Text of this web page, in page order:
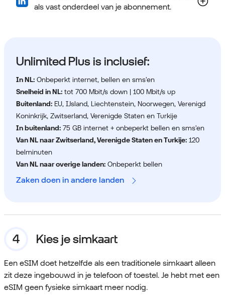
als vast onderdeel van je abonnement.
Unlimited Plus is inclusief:
In NL: Onbeperkt internet, bellen en sms'en
Snelheid in NL: tot 700 Mbit/s down | 100 Mbit/s up
Buitenland: EU, IJsland, Liechtenstein, Noorwegen, Verenigd
Koninkrijk, Zwitserland, Verenigde Staten en Turkije
In buitenland: 75 GB internet + onbeperkt bellen en sms'en
Van NL naar Zwitserland, Verenigde Staten en Turkije: 120
belminuten
Van NL naar overige landen: Onbeperkt bellen
Zaken doen in andere landen
Kies je simkaart
Een eSIM doet hetzelfde als een traditionele simkaart alleen
zit deze ingebouwd in je telefoon of toestel. Je hebt met een
eSIM geen fysieke simkaart meer nodig.